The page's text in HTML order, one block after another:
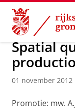
Skip
Content
Skip
Navigation
Over ons Actueel
Spatial
01 november 2012
Promotie: mw.